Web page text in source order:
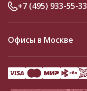
+7 (495) 933-55-33
Офисы в Москве